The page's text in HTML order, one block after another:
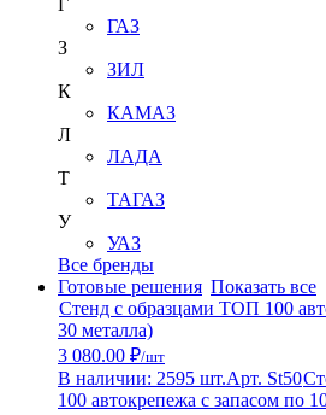
ГАЗ
З
ЗИЛ
К
КАМАЗ
Л
ЛАДА
Т
ТАГАЗ
У
УАЗ
Все бренды
Готовые решения Показать все
Стенд с образцами ТОП 100
30 металла)
3 080.00 ₽/шт
В наличии: 2595 шт.Арт. St50
100 автокрепежа с запасом по